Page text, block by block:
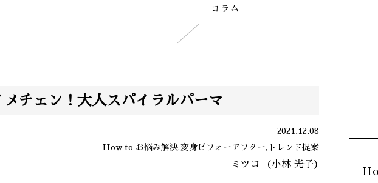
コラム
チェン！大人スパイラルパーマ
2021.12.08
How to お悩み解決,変身ビフォーアフター,トレンド提案
ミツコ (小林 光子)